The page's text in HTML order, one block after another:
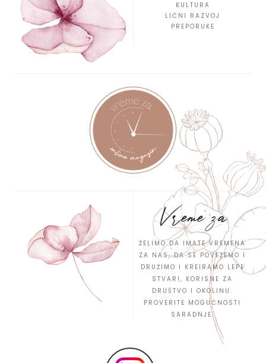
KULTURA
LIČNI RAZVOJ
PREPORUKE
Vreme za
ŽELIMO DA IMATE VREMENA
ZA NAS, DA SE POVEŽEMO I
DRUŽIMO I KREIRAMO LEPE
STVARI, KORISNE ZA
DRUŠTVO I OKOLINU.
PROVERITE MOGUĆNOSTI
SARADNJE.